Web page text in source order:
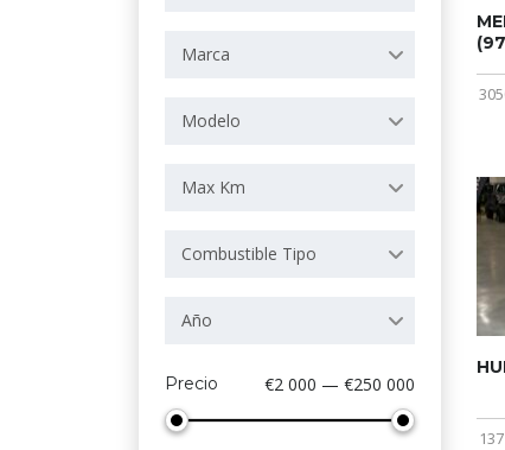
Marca
Modelo
Max Km
Combustible Tipo
Año
Precio €2 000 — €250 000